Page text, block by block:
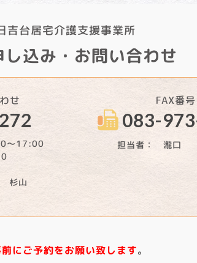
吉台居宅介護支援事業所
し込み・お問い合わせ
せ
～17:00
山
FAX番号
083-
担当者： 瀧
にご予約をお願い致します。